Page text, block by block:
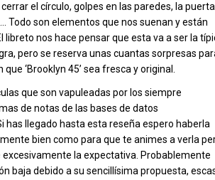
el círculo, golpes en las paredes, la
Todo son elementos que nos suenan y están
libreto nos hace pensar que esta va a ser la
pero se reserva unas cuantas sorpresas
‘Brooklyn 45’ sea fresca y original.
que son vapuleadas por los siempre
de notas de las bases de datos
has llegado hasta esta reseña espero haberla
bien como para que te animes a verla
excesivamente la expectativa. Probablemente
baja debido a su sencillísima propuesta,